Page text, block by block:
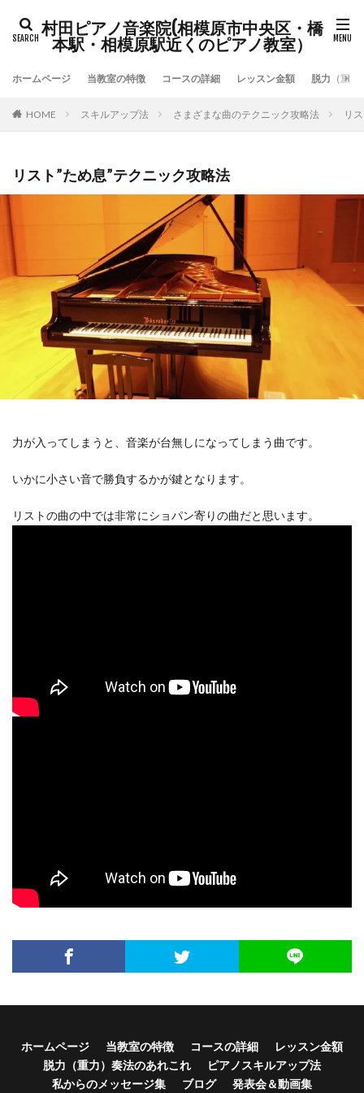
村田ピアノ音楽院(相模原市中央区・橋
本駅・相模原駅近くのピアノ教室）
ホームページ 当教室の特徴 コースの詳細 レッスン金額 脱力（重力
HOME スキルアップ法 さまざまな曲のテクニック攻略法 リ
リスト”ため息”テクニック攻略法
力が入ってしまうと、音楽が台無しになってしまう曲です。
いかに小さい音で勝負するかが鍵となります。
リストの曲の中では非常にショパン寄りの曲だと思います。
ホームページ 当教室の特徴 コースの詳細
レッスン金額
脱力（重力）奏法のあれこれ
ピアノスキルアップ法
私からのメッセージ集
ブログ 発表会＆動画集